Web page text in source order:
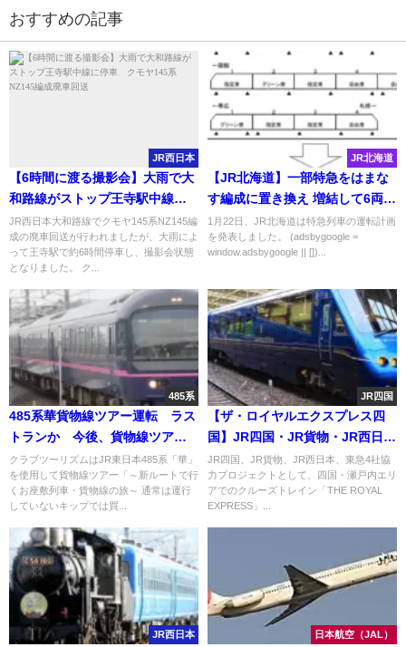
おすすめの記事
JR西日本
【6時間に渡る撮影会】大雨で大
和路線がストップ王寺駅中線に
停車 クモヤ145系NZ145編成廃
車回送
JR西日本大和路線でクモヤ145系NZ145編
成の廃車回送が行われましたが、大雨によ
って王寺駅で約6時間停車し、撮影会状態
となりました。 ク...
JR北海道
【JR北海道】一部特急をはまな
す編成に置き換え 増結して6両以
上で運転することも
1月22日、JR北海道は特急列車の運転計画
を発表しました。 (adsbygoogle =
window.adsbygoogle || [])...
485系
485系華貨物線ツアー運転 ラス
トランか 今後、貨物線ツアー
はしばらく運転されない見通し
クラブツーリズムはJR東日本485系「華」
を使用して貨物線ツアー「～新ルートで行
くお座敷列車・貨物線の旅～ 通常は運行
していないキップでは買...
JR四国
【ザ・ロイヤルエクスプレス四
国】JR四国・JR貨物・JR西日
本・東急が協力
JR四国、JR貨物、JR西日本、東急4社協
力プロジェクトとして、四国・瀬戸内エリ
アでのクルーズトレイン「THE ROYAL
EXPRESS」...
JR西日本 日本航空（JAL）